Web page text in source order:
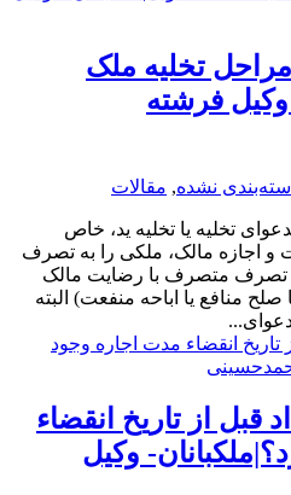
تخلیه ملک
فرشته
نشده, مقالات
تخلیه یا تخلیه ید، خاص
اجازه مالک، ملکی را به تصرف
تصرف متصرف با رضایت مالک
منافع یا اباحه منفعت) البته
قبل از تاریخ انقضاء
وکیل